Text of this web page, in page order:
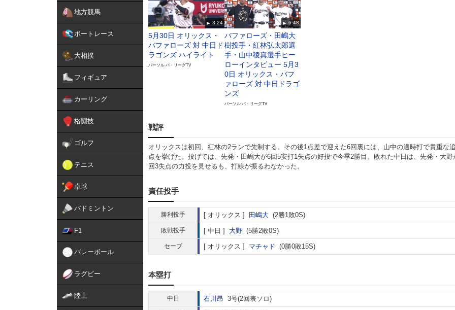
地方競馬
ボートレース
大相撲
フィギュア
カーリング
格闘技
ゴルフ
テニス
卓球
バドミントン
F1
バレーボール
ラグビー
陸上
3:24
5月30日 オリックス・
バファローズ 対 中日ド
ラゴンズ ハイライト
パーソル パ・リーグTV
6:48
バファローズ・田嶋大
樹投手・紅林弘太郎選
手・山中稜真選手ヒー
ローインタビュー 5月3
0日 オリックス・バフ
ァローズ 対 中日ドラゴ
ンズ
パーソル パ・リーグTV
戦評
オリックスは初回、紅林の2ランで先制する。その後1点差で迎えた6回裏には、山中の適時打で貴重な
点を挙げた。投げては、先発・田嶋大が6回5安打1失点の好投で今季2勝目。敗れた中日は、先発・大野
回3失点の力投を見せるも、打線が振るわなかった。
責任投手
勝利投手 オリックス 田嶋大 (2勝1敗0S)
敗戦投手 中日 大野 (5勝2敗0S)
セーブ オリックス マチャド (0勝0敗15S)
本塁打
中日 石川昂 3号(2回表ソロ)